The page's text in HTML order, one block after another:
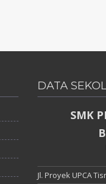
DATA
SMK
Jl. Proyek UPCA